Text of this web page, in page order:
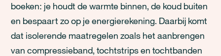
boeken: je houdt de warmte binnen, de koud buiten
en bespaart zo op je energierekening. Daarbij komt
dat isolerende maatregelen zoals het aanbrengen
van compressieband, tochtstrips en tochtbanden